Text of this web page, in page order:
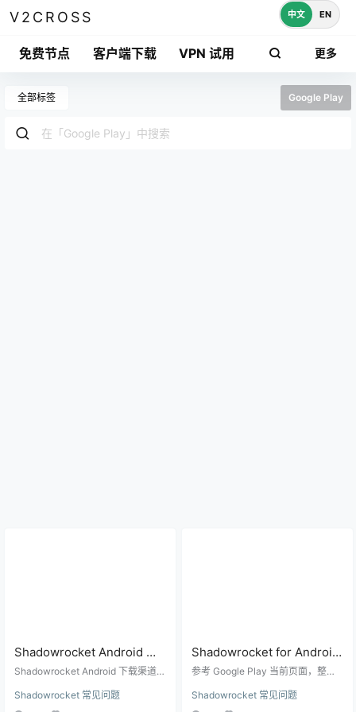
V2CROSS
免费节点 客户端下载 VPN 试用 更多
中文 EN
全部标签 Google Play
Shadowrocket Android 下
载怎么选？Google Play、
Shadowrocket Android 下载渠道选
第三方 APK、包名核对、广告、权
限和安装前安全检查。
Shadowrocket 常见问题
Shadowrocket for Android
Google Play 最新版有什么
参考 Google Play 当前页面，整理
的更新时间、核心功能、支持协
议、广告和使用前注意事项。
Shadowrocket 常见问题